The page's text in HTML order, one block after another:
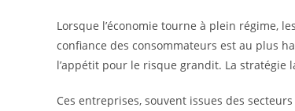
Lorsque l’économie tourne à plein régime,
confiance des consommateurs est au plus
l’appétit pour le risque grandit. La stratégie
Ces entreprises, souvent issues des